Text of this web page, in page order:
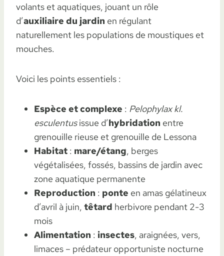
volants et aquatiques, jouant un rôle
d’auxiliaire du jardin en régulant
naturellement les populations de moustiques et
mouches.
Voici les points essentiels :
Espèce et complexe : Pelophylax kl.
esculentusissue d’hybridation entre
grenouille rieuse et grenouille de Lessona
Habitat : mare/étang, berges
végétalisées, fossés, bassins de jardin avec
zone aquatique permanente
Reproduction : ponte en amas gélatineux
d’avril à juin, têtard herbivore pendant 2-3
mois
Alimentation : insectes, araignées, vers,
limaces – prédateur opportuniste nocturne